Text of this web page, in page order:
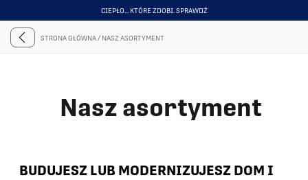
CIEPŁO... KTÓRE ZDOBI. SPRAWDŹ
ITEM
STRONA GŁÓWNA/ NASZ ASORTYMENT
Nasz asortyment
BUDUJESZ LUB MODERNIZUJESZ DOM I